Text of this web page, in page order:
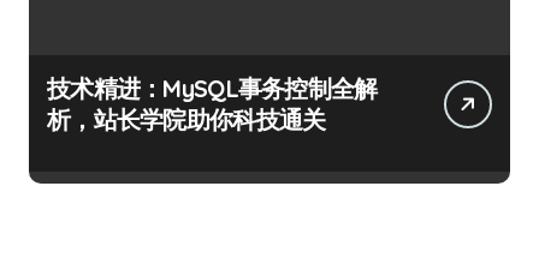
技术精进：MySQL事务控制全解
析，站长学院助你科技通关